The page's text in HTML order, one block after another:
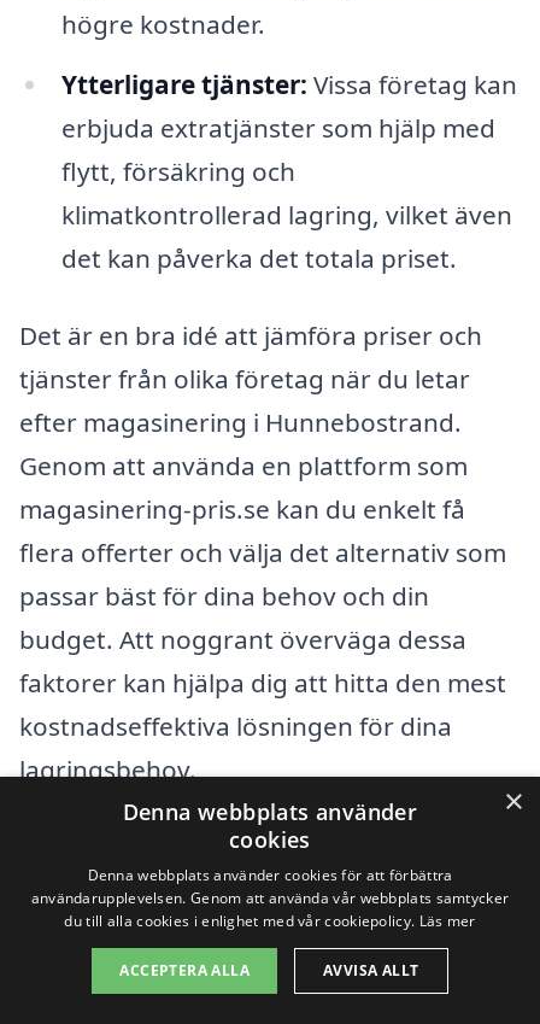
högre kostnader.
Ytterligare tjänster: Vissa företag kan
erbjuda extratjänster som hjälp med
flytt, försäkring och
klimatkontrollerad lagring, vilket även
det kan påverka det totala priset.
Det är en bra idé att jämföra priser och
tjänster från olika företag när du letar
efter magasinering i Hunnebostrand.
Genom att använda en plattform som
magasinering-pris.se kan du enkelt få
flera offerter och välja det alternativ som
passar bäst för dina behov och din
budget. Att noggrant överväga dessa
faktorer kan hjälpa dig att hitta den mest
kostnadseffektiva lösningen för dina
lagringsbehov.
Få 3 erbjudanden, gratis och utan
förpliktelser
×
Denna webbplats använder
cookies
Denna webbplats använder cookies för att förbättra
användarupplevelsen. Genom att använda vår webbplats samtycker
du till alla cookies i enlighet med vår cookiepolicy. Läs mer
ACCEPTERA ALLA AVVISA ALLT